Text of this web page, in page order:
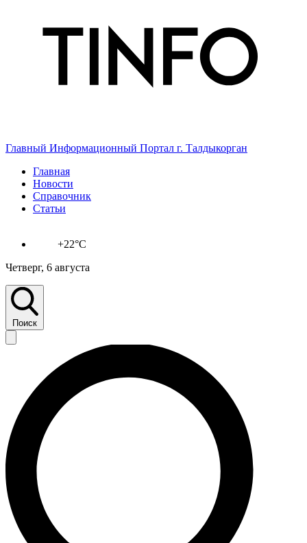
Главный Информационный Портал г. Талдыкорган
Главная
Новости
Справочник
Статьи
+22°C
Четверг, 6 августа
Поиск